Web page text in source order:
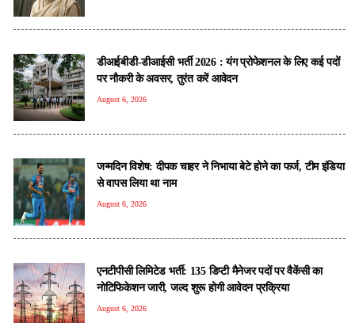
डीआईबीडी-डीआईसी भर्ती 2026 : यंग प्रोफेशनल के लिए कई पदों
पर नौकरी के अवसर, तुरंत करें आवेदन
August 6, 2026
जन्मदिन विशेष: दीपक चाहर ने निभाया बेटे होने का फर्ज, टीम इंडिया
से वापस लिया था नाम
August 6, 2026
एनटीपीसी लिमिटेड भर्ती: 135 डिप्टी मैनेजर पदों पर वैकेंसी का
नोटिफिकेशन जारी, जल्द शुरू होगी आवेदन प्रक्रिया
August 6, 2026